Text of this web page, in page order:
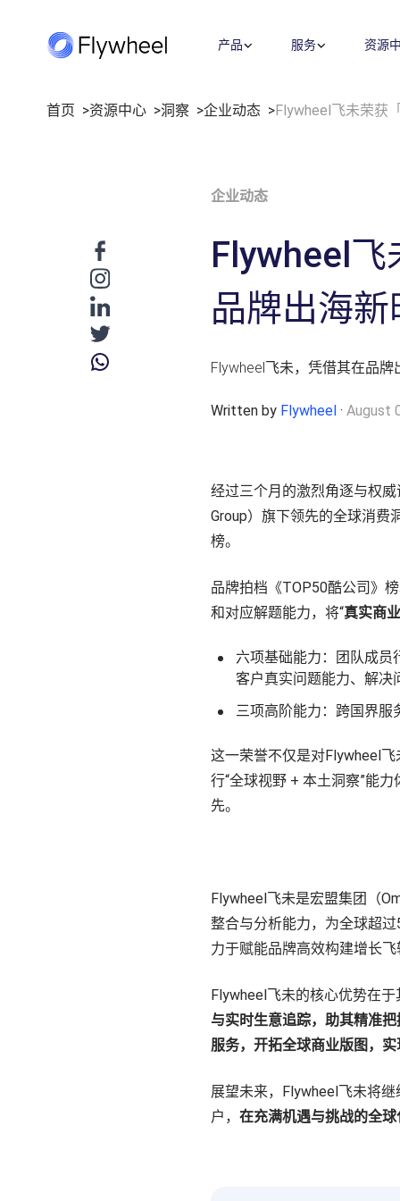
产品
用户反馈
数字货架
零售洞察
服务
等多板块策略与执行，满足您的定制
了解更多 价格策略
年度复盘
战略咨询
有数据与深厚的零售和媒体专业知识
资源
联系我们
首页 资源中心 洞察 企业动态 Flywheel飞未荣获
企业动态
Flywheel
品牌出海新
Flywheel飞未，凭借其在品
Written by Flywheel · August
经过三个月的激烈角逐与权
Group）旗下领先的全球消
榜。
品牌拍档《TOP50酷公司》
和对应解题能力，将“真实商
六项基础能力：团队成员
客户真实问题能力、解决
三项高阶能力：跨国界服
这一荣誉不仅是对Flywheel
行“全球视野 + 本土洞察”能
先。
Flywheel飞未是宏盟集团（
整合与分析能力，为全球超
力于赋能品牌高效构建增长
Flywheel飞未的核心优势在
与实时生意追踪，助其精准
服务，开拓全球商业版图，
展望未来，Flywheel飞未将
户， 在充满机遇与挑战的全